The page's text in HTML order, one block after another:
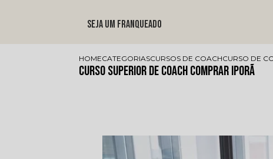
Seja um franqueado
HOMECATEGORIASCURSOS DE COACHCURSO DE
Curso Superior de Coach Comprar Iporã